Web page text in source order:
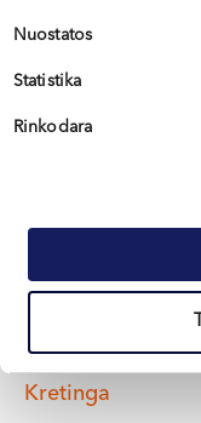
Nuostatos
Statistika
Rinkodara
Kaunas
Klaipėda
Kretinga